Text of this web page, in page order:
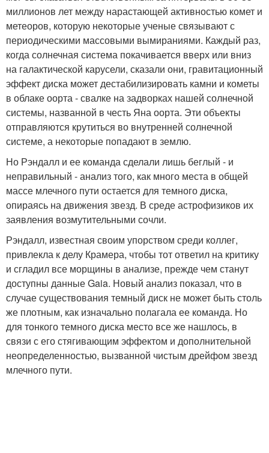
миллионов лет между нарастающей активностью комет и
метеоров, которую некоторые ученые связывают с
периодическими массовыми вымираниями. Каждый раз,
когда солнечная система покачивается вверх или вниз
на галактической карусели, сказали они, гравитационный
эффект диска может дестабилизировать камни и кометы
в облаке оорта - свалке на задворках нашей солнечной
системы, названной в честь Яна оорта. Эти объекты
отправляются крутиться во внутренней солнечной
системе, а некоторые попадают в землю.
Но Рэндалл и ее команда сделали лишь беглый - и
неправильный - анализ того, как много места в общей
массе млечного пути остается для темного диска,
опираясь на движения звезд. В среде астрофизиков их
заявления возмутительными сочли.
Рэндалл, известная своим упорством среди коллег,
привлекла к делу Крамера, чтобы тот ответил на критику
и сгладил все морщины в анализе, прежде чем станут
доступны данные Gaia. Новый анализ показал, что в
случае существования темный диск не может быть столь
же плотным, как изначально полагала ее команда. Но
для тонкого темного диска место все же нашлось, в
связи с его стягивающим эффектом и дополнительной
неопределенностью, вызванной чистым дрейфом звезд
млечного пути.